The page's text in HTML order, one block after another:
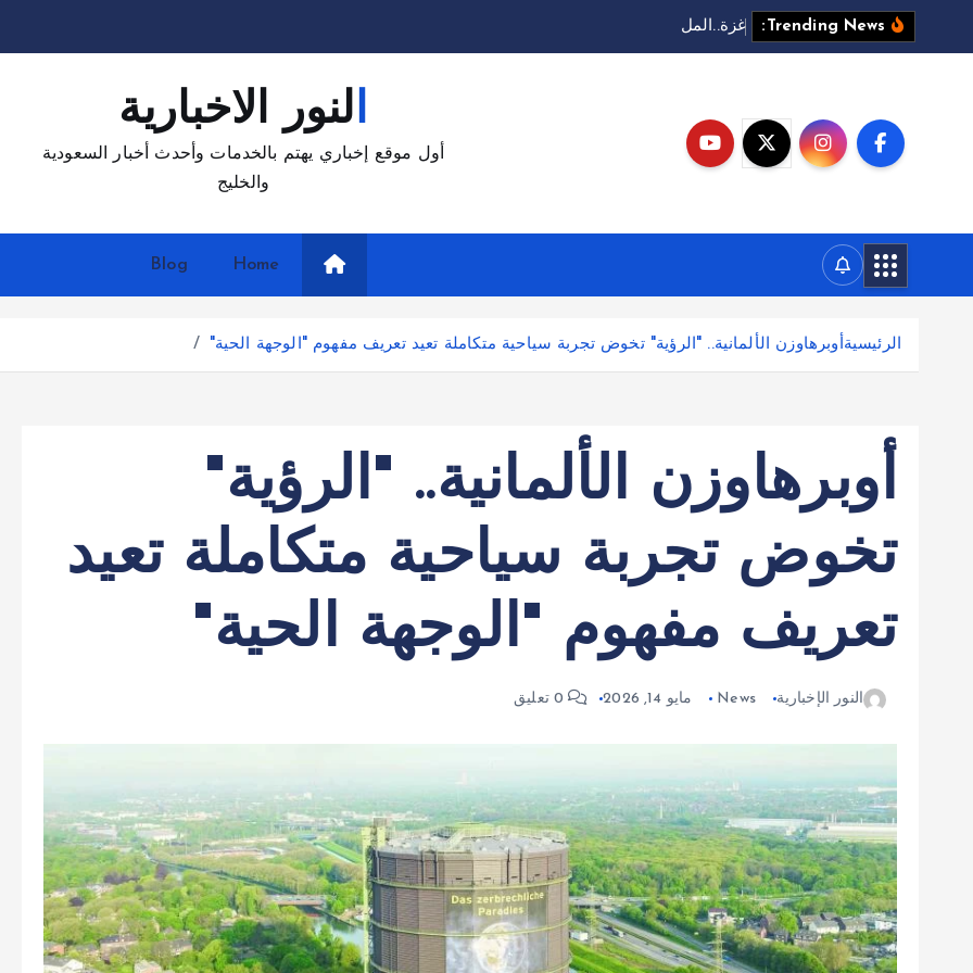
غز ة.
. لملذ
النور الاخبارية
أول موقع إخباري يهتم بالخدمات وأحدث أخبار السعودية
والخليج
Home
Blog
الرئيسيةأوبرهاوزن الألمانية.. "الرؤية" تخوض تجربة سياحية متكاملة تعيد تعريف مفهوم "الوجهة الحية"
أوبرهاوزن الألمانية.. "الرؤية"
تخوض تجربة سياحية متكاملة تعيد
تعريف مفهوم "الوجهة الحية"
النور الإخبارية News مايو 14, 2026 0 تعليق